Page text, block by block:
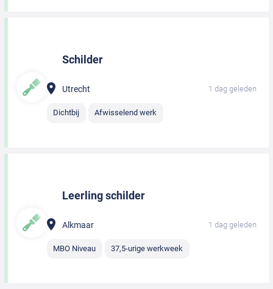
Schilder
Utrecht 1 dag geleden
Dichtbij Afwisselend werk
Leerling schilder
Alkmaar 1 dag geleden
MBO Niveau 37,5-urige werkweek